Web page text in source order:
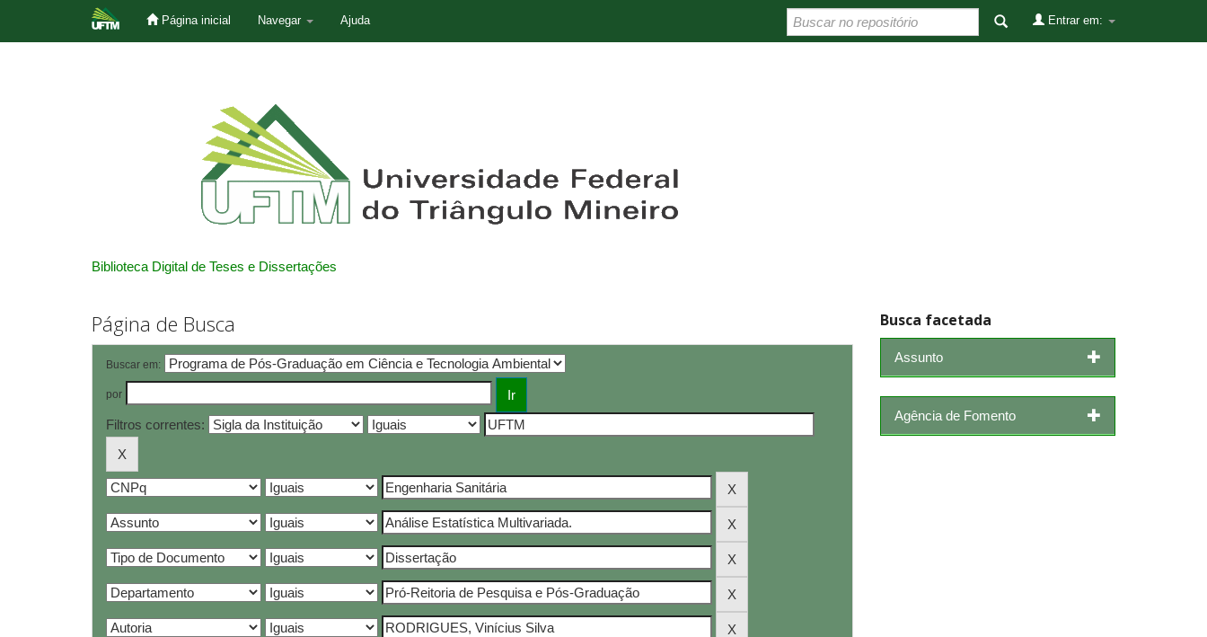
Página inicial Navegar Ajuda Entrar em:
Biblioteca Digital de Teses e Dissertações
Página de Busca
Buscar em:
por
Filtros correntes:
Busca facetada
Assunto
Agência de Fomento